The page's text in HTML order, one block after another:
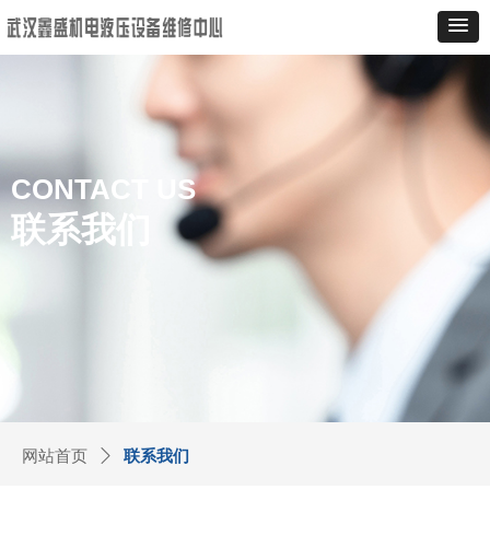
CONTACT US
联系我们
网站首页 ꄲ 联系我们